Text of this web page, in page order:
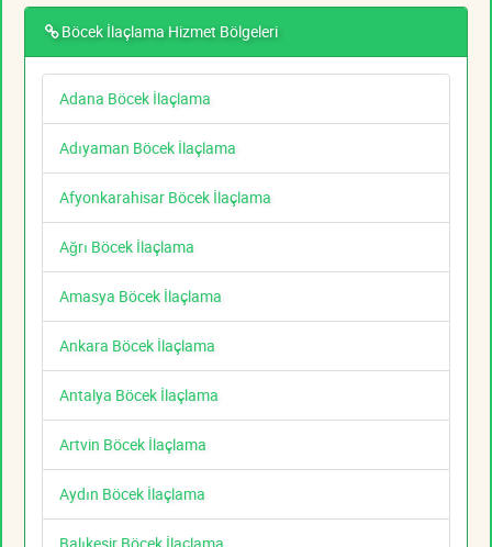
Böcek İlaçlama Hizmet Bölgeleri
Adana Böcek İlaçlama
Adıyaman Böcek İlaçlama
Afyonkarahisar Böcek İlaçlama
Ağrı Böcek İlaçlama
Amasya Böcek İlaçlama
Ankara Böcek İlaçlama
Antalya Böcek İlaçlama
Artvin Böcek İlaçlama
Aydın Böcek İlaçlama